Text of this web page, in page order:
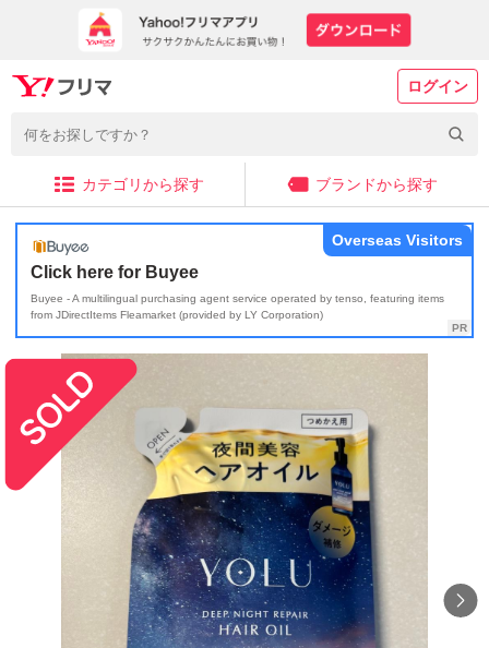
ログイン
カテゴリから探す ブランドから探す
Click here for Buyee
Buyee - A multilingual purchasing agent service operated by tenso, featuring items
from JDirectItems Fleamarket (provided by LY Corporation)
Overseas Visitors